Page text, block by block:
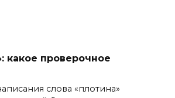
какое проверочное
слова «плотина»